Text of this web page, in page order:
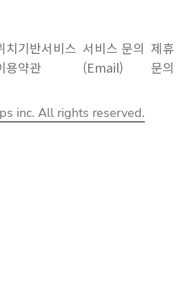
치기반서비스
용약관
서비스 문의
(Email)
제휴
문의
inc. All rights reserved.